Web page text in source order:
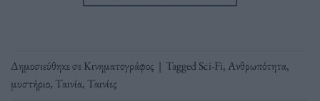
Δημοσιεύθηκε σεΚινηματογράφος | TaggedSci-Fi,Ανθρωπότητα,
μυστήριο, Ταινία, Ταινίες